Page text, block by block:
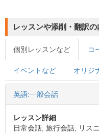
レッスンや添削・翻訳の
個別レッスンなど コ
イベントなど オリジ
英語:一般会話
レッスン詳細
日常会話, 旅行会話, リス